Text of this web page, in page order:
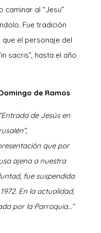
al “Jesu”
Fue tradición
el personaje del
sacris”, hasta el año
de Ramos
de Jesús en
que por
ajena a nuestra
fue suspendida
En la actualidad,
por la Parroquia…”